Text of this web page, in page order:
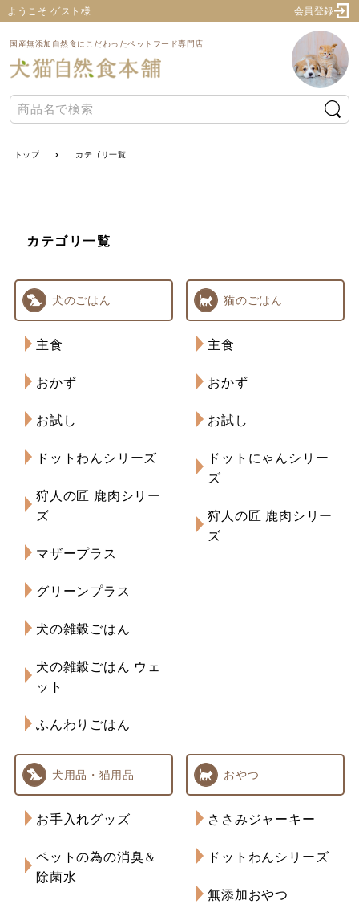
ようこそ ゲスト様 会員登録
国産無添加自然食にこだわったペットフード専門店
トップ カテゴリ一覧
カテゴリ一覧
犬のごはん
主食
おかず
お試し
ドットわんシリーズ
狩人の匠 鹿肉シリー
ズ
マザープラス
グリーンプラス
犬の雑穀ごはん
犬の雑穀ごはん ウェ
ット
ふんわりごはん
猫のごはん
主食
おかず
お試し
ドットにゃんシリー
ズ
狩人の匠 鹿肉シリー
ズ
犬用品・猫用品
お手入れグッズ
ペットの為の消臭＆
除菌水
おやつ
ささみジャーキー
ドットわんシリーズ
無添加おやつ